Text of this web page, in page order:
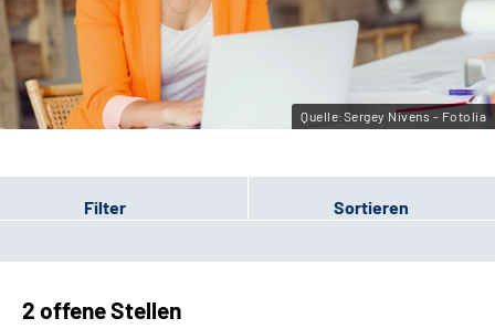
Leichte Sprache
Gebärdensprache
Quelle:Sergey Nivens - Fotolia
Filter Sortieren
2 offene Stellen